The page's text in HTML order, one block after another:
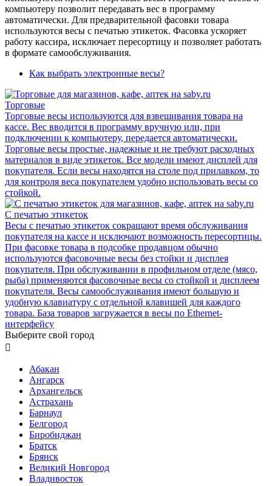
компьютеру позволит передавать вес в программу
автоматически. Для предварительной фасовки товара
используются весы с печатью этикеток. Фасовка ускоряет
работу кассира, исключает пересортицу и позволяет работать
в формате самообслуживания.
Как выбрать электронные весы?
Торговые
Торговые весы используются для взвешивания товара на
кассе. Вес вводится в программу вручную или, при
подключении к компьютеру, передается автоматически.
Торговые весы простые, надежные и не требуют расходных
материалов в виде этикеток. Все модели имеют дисплей для
покупателя. Если весы находятся на столе под прилавком, то
для контроля веса покупателем удобно использовать весы со
стойкой.
С печатью этикеток
Весы с печатью этикеток сокращают время обслуживания
покупателя на кассе и исключают возможность пересортицы.
При фасовке товара в подсобке продавцом обычно
используются фасовочные весы без стойки и дисплея
покупателя. При обслуживании в профильном отделе (мясо,
рыба) применяются фасовочные весы со стойкой и дисплеем
покупателя. Весы самообслуживания имеют большую и
удобную клавиатуру с отдельной клавишей для каждого
товара. База товаров загружается в весы по Ethernet-
интерфейсу
Выберите свой город

Абакан
Ангарск
Архангельск
Астрахань
Барнаул
Белгород
Биробиджан
Братск
Брянск
Великий Новгород
Владивосток